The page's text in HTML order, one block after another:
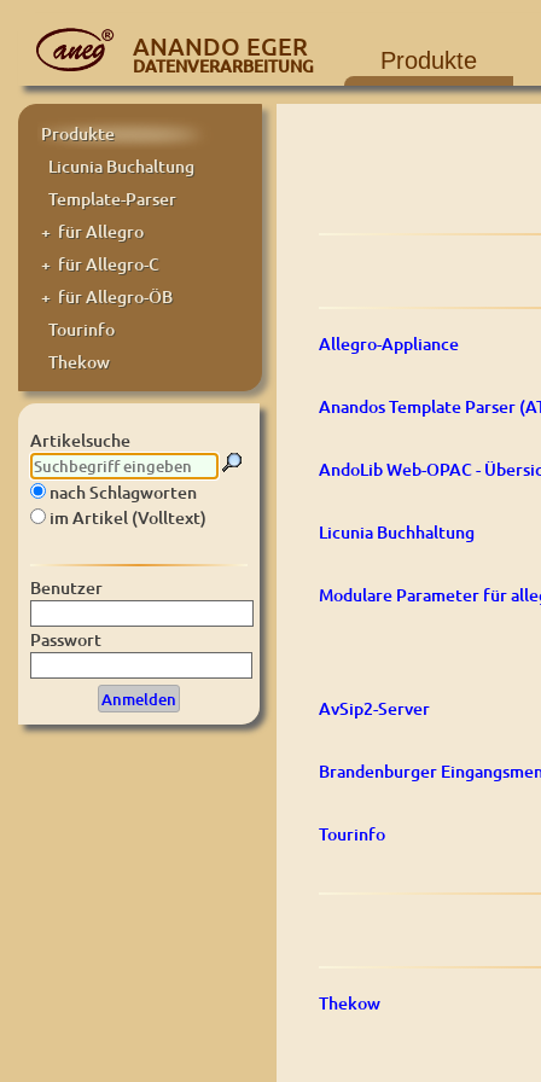
ANANDO EGER
DATENVERARBEITUNG Produkte
Produkte
Licunia Buchaltung
Template-Parser
+ für Allegro
+ für Allegro-C
+ für Allegro-ÖB
Tourinfo
Thekow
Artikelsuche
nach Schlagworten
im Artikel (Volltext)
Benutzer
Passwort
Allegro-Appliance
Anandos Template Parser
AndoLib Web-OPAC -
Licunia Buchhaltung
Modulare Parameter für
AvSip2-Server
Brandenburger
Tourinfo
Thekow